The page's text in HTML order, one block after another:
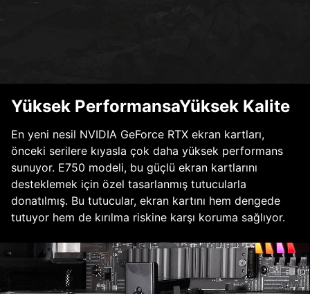
Yüksek PerformansaYüksek Kalite
En yeni nesil NVIDIA GeForce RTX ekran kartları,
önceki serilere kıyasla çok daha yüksek performans
sunuyor. E750 modeli, bu güçlü ekran kartlarını
desteklemek için özel tasarlanmış tutucularla
donatılmış. Bu tutucular, ekran kartını hem dengede
tutuyor hem de kırılma riskine karşı koruma sağlıyor.